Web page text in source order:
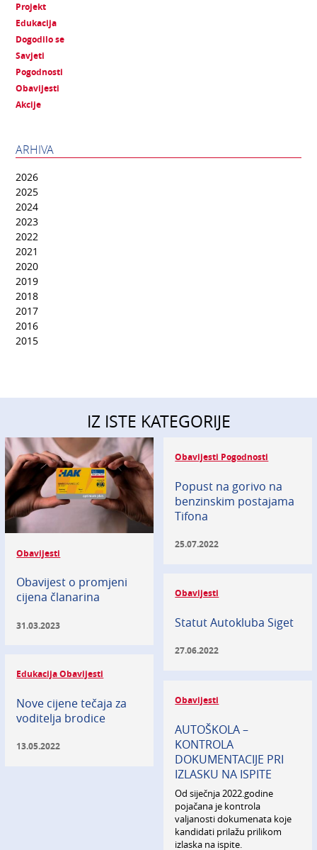
Projekt
Edukacija
Dogodilo se
Savjeti
Pogodnosti
Obavijesti
Akcije
ARHIVA
2026
2025
2024
2023
2022
2021
2020
2019
2018
2017
2016
2015
IZ ISTE KATEGORIJE
Obavijesti
Obavijest o promjeni
cijena članarina
31.03.2023
Obavijesti Pogodnosti
Popust na gorivo na
benzinskim postajama
Tifona
25.07.2022
Obavijesti
Statut Autokluba Siget
27.06.2022
Edukacija Obavijesti
Nove cijene tečaja za
voditelja brodice
13.05.2022
Obavijesti
AUTOŠKOLA –
KONTROLA
DOKUMENTACIJE PRI
IZLASKU NA ISPITE
Od siječnja 2022.godine
pojačana je kontrola
valjanosti dokumenata koje
kandidati prilažu prilikom
izlaska na ispite.